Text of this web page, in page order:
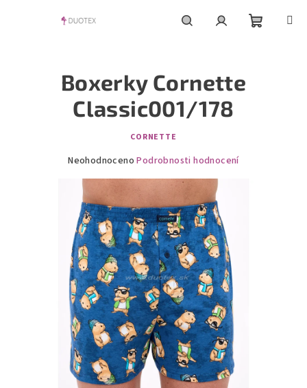
Boxerky Cornette
Classic001/178
CORNETTE
Průměrné
produktu
0,0
hvězdiček.
Neohodnoceno Podrobnosti hodnocení